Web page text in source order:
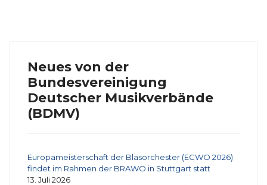
Neues von der
Bundesvereinigung
Deutscher Musikverbände
(BDMV)
Europameisterschaft der Blasorchester (ECWO 2026)
findet im Rahmen der BRAWO in Stuttgart statt
13. Juli 2026